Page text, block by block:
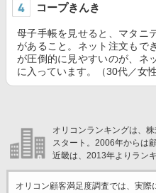
コープきんき
母子手帳を見せると、マタニ
があること。ネット注文もで
が圧倒的に見やすいのが、ネ
に入っています。（30代／女性
オリコンランキングは、
スタート。2006年からは
近畿は、2013年よりラン
オリコン顧客満足度調査では、実際